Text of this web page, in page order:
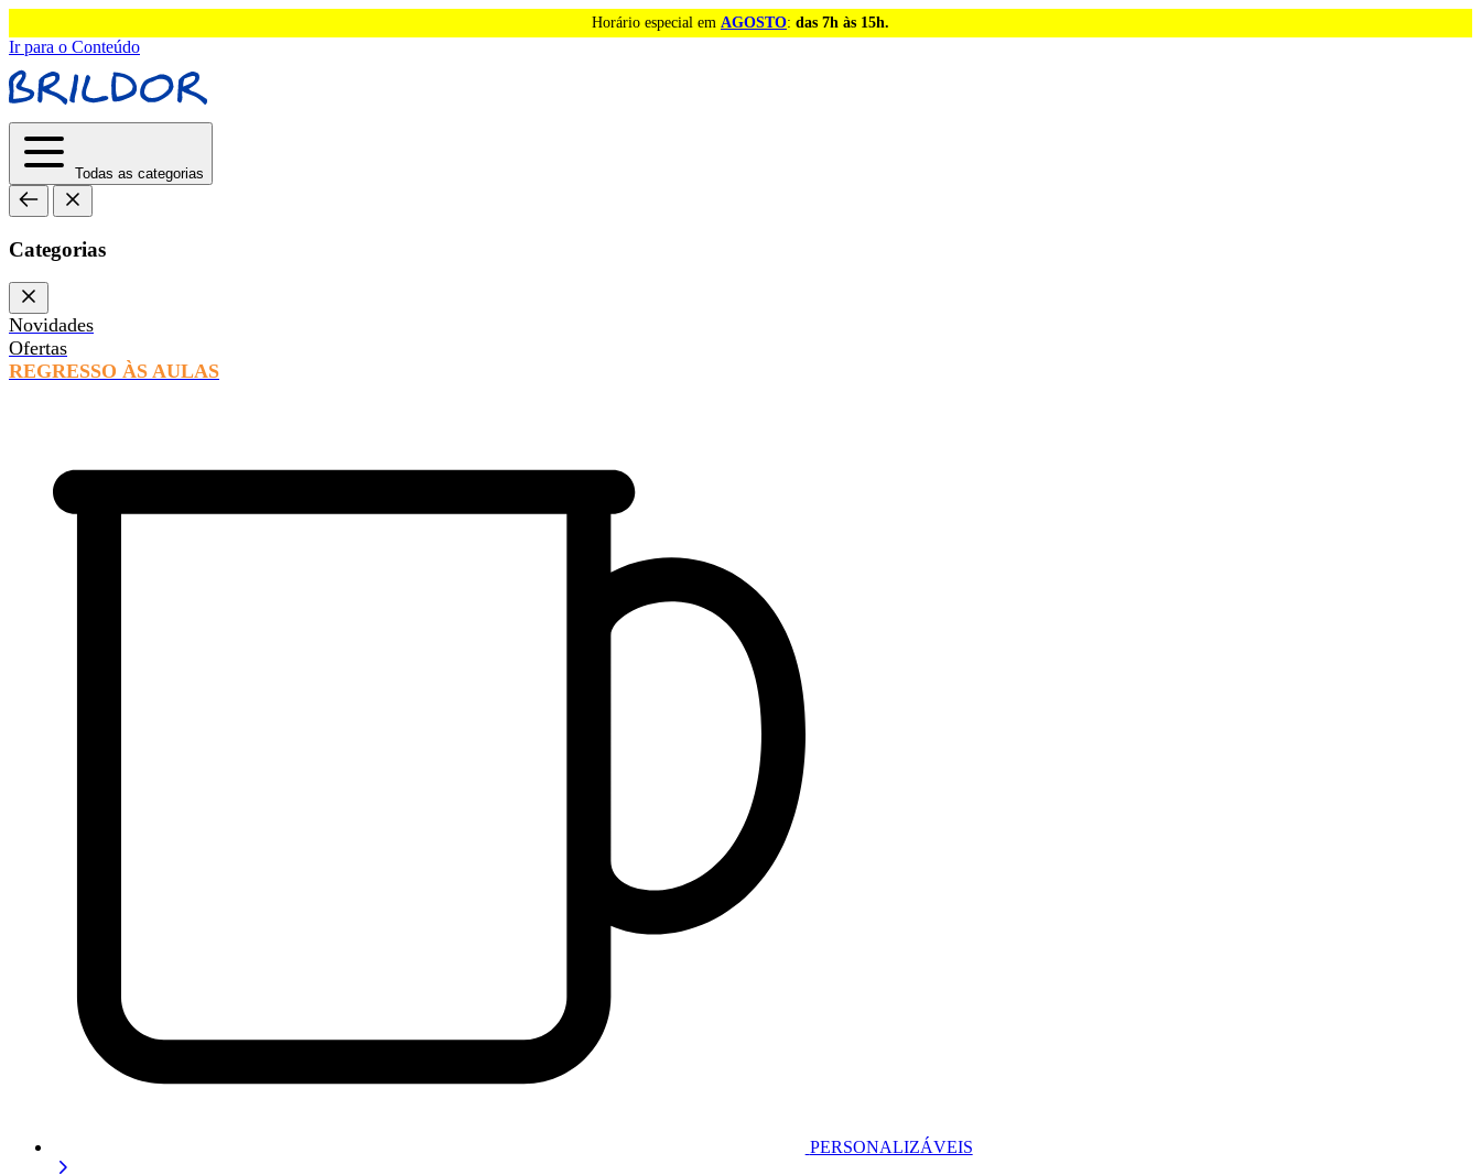
Horário especial em AGOSTO: das 7h às 15h.
Ir para o Conteúdo
Todas as categorias
Categorias
Novidades
Ofertas
REGRESSO ÀS AULAS
PERSONALIZÁVEIS